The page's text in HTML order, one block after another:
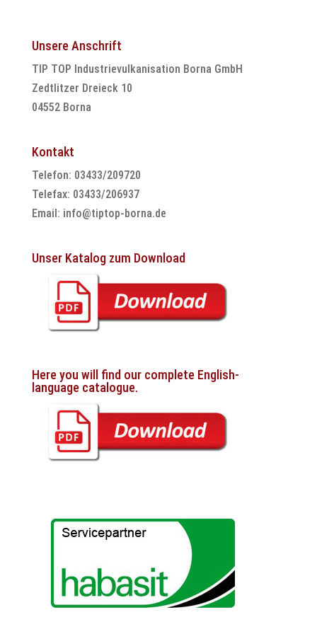
Unsere Anschrift
TIP TOP Industrievulkanisation Borna GmbH
Zedtlitzer Dreieck 10
04552 Borna
Kontakt
Telefon: 03433/209720
Telefax: 03433/206937
Email: info@tiptop-borna.de
Unser Katalog zum Download
Here you will find our complete English-
language catalogue.